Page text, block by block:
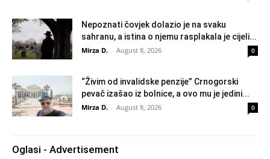
Nepoznati čovjek dolazio je na svaku
sahranu, a istina o njemu rasplakala je cijeli...
Mirza D. - August 8, 2026 0
“Živim od invalidske penzije” Crnogorski
pevač izašao iz bolnice, a ovo mu je jedini...
Mirza D. - August 8, 2026 0
Oglasi - Advertisement